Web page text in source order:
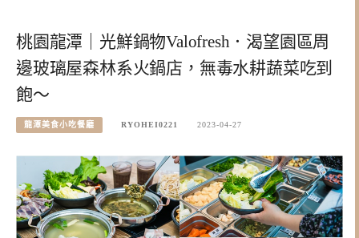
桃園龍潭｜光鮮鍋物Valofresh．渴望園區周
邊玻璃屋森林系火鍋店，無毒水耕蔬菜吃到
飽～
龍潭美食小吃餐廳 RYOHEI0221 2023-04-27